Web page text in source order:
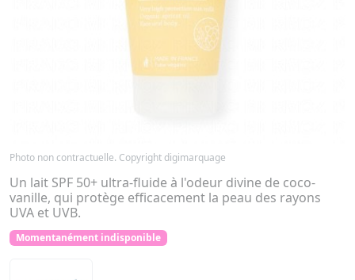
Photo non contractuelle. Copyright digimarquage
Un lait SPF 50+ ultra-fluide à l'odeur divine de coco-
vanille, qui protège efficacement la peau des rayons
UVA et UVB.
Momentanément indisponible